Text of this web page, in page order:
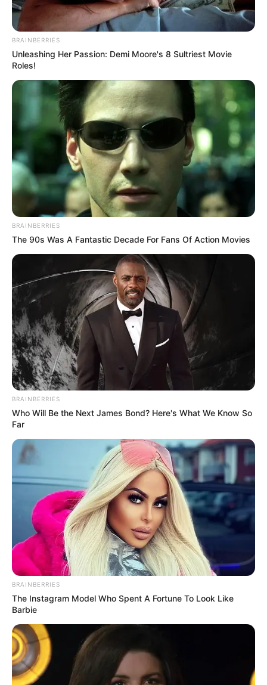
BRAINBERRIES
Unleashing Her Passion: Demi Moore's 8 Sultriest Movie
Roles!
BRAINBERRIES
The 90s Was A Fantastic Decade For Fans Of Action Movies
BRAINBERRIES
Who Will Be the Next James Bond? Here's What We Know So
Far
BRAINBERRIES
The Instagram Model Who Spent A Fortune To Look Like
Barbie